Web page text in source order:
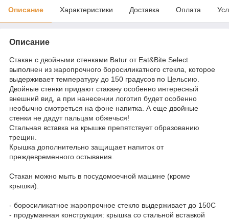
Описание Характеристики Доставка Оплата
Описание
Стакан с двойными стенками Batur от Eat&Bite Select
выполнен из жаропрочного боросиликатного стекла, которое
выдерживает температуру до 150 градусов по Цельсию.
Двойные стенки придают стакану особенно интересный
внешний вид, а при нанесении логотип будет особенно
необычно смотреться на фоне напитка. А еще двойные
стенки не дадут пальцам обжечься!
Стальная вставка на крышке препятствует образованию
трещин.
Крышка дополнительно защищает напиток от
преждевременного остывания.
Стакан можно мыть в посудомоечной машине (кроме
крышки).
- боросиликатное жаропрочное стекло выдерживает до 150С
- продуманная конструкция: крышка со стальной вставкой